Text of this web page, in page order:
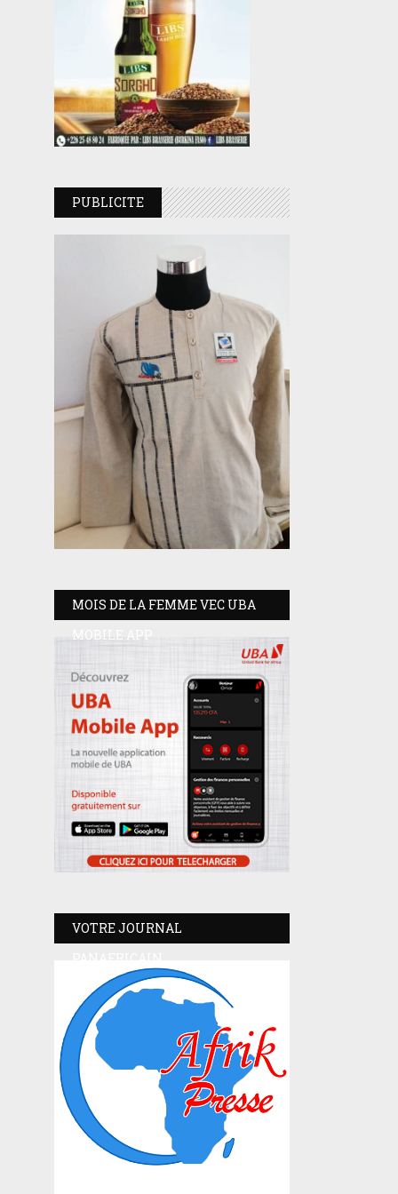
PUBLICITE
MOIS DE LA FEMME VEC UBA
MOBILE APP
VOTRE JOURNAL